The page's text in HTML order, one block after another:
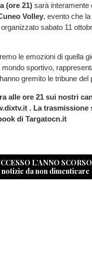
(ore 21) sarà interamente
Volley, evento che
sabato 11
le emozioni di quella
sportivo,
gremito le tribune del
alle ore 21 sui nostri
. La trasmissione
di Targatocn.it
L’ANNO
da non dimenticare